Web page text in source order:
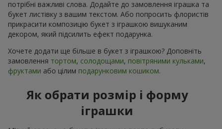
потрібні важливі слова. Додайте до замовлення іграшка та
букет листівку з вашим текстом. Або попросить флористів
прикрасити композицію букет з іграшкою вишуканим
декором, який підсилить ефект подарунка.
Хочете додати ще більше в букет з іграшкою? Доповніть
замовлення тортом, солодощами, повітряними кульками,
фруктами або цілим подарунковим кошиком.
Як обрати розмір і форму
іграшки